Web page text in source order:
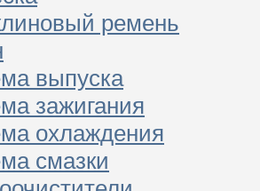
ремень
выпуска
зажигания
охлаждения
смазки